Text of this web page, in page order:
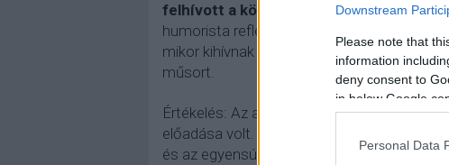
Downstream
Please note that
information
deny consent to
in below Google
Personal Data
felhívott a közönségből valakit a
humorista reflektál a közönség reakcióira,
mikor kihívnak valakit a színpadra. Ez
műsort.
Értékelés: Az a produkció, amit a
előadása volt. Ez se maradt el annyira
és az egyensúlyt a történetek között.